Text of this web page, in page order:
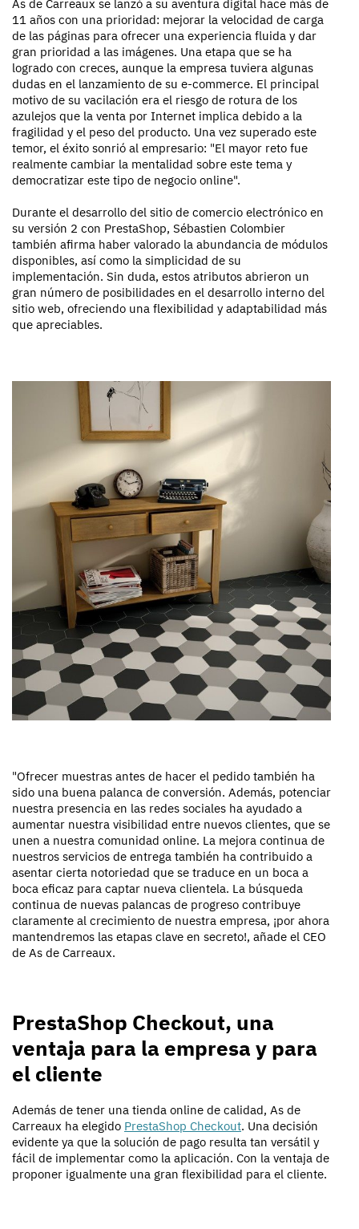
As de Carreaux se lanzó a su aventura digital hace más de
11 años con una prioridad: mejorar la velocidad de carga
de las páginas para ofrecer una experiencia fluida y dar
gran prioridad a las imágenes. Una etapa que se ha
logrado con creces, aunque la empresa tuviera algunas
dudas en el lanzamiento de su e-commerce. El principal
motivo de su vacilación era el riesgo de rotura de los
azulejos que la venta por Internet implica debido a la
fragilidad y el peso del producto. Una vez superado este
temor, el éxito sonrió al empresario: "El mayor reto fue
realmente cambiar la mentalidad sobre este tema y
democratizar este tipo de negocio online".
Durante el desarrollo del sitio de comercio electrónico en
su versión 2 con PrestaShop, Sébastien Colombier
también afirma haber valorado la abundancia de módulos
disponibles, así como la simplicidad de su
implementación. Sin duda, estos atributos abrieron un
gran número de posibilidades en el desarrollo interno del
sitio web, ofreciendo una flexibilidad y adaptabilidad más
que apreciables.
"Ofrecer muestras antes de hacer el pedido también ha
sido una buena palanca de conversión. Además, potenciar
nuestra presencia en las redes sociales ha ayudado a
aumentar nuestra visibilidad entre nuevos clientes, que se
unen a nuestra comunidad online. La mejora continua de
nuestros servicios de entrega también ha contribuido a
asentar cierta notoriedad que se traduce en un boca a
boca eficaz para captar nueva clientela. La búsqueda
continua de nuevas palancas de progreso contribuye
claramente al crecimiento de nuestra empresa, ¡por ahora
mantendremos las etapas clave en secreto!, añade el CEO
de As de Carreaux.
PrestaShop Checkout, una
ventaja para la empresa y para
el cliente
Además de tener una tienda online de calidad, As de
Carreaux ha elegido PrestaShop Checkout. Una decisión
evidente ya que la solución de pago resulta tan versátil y
fácil de implementar como la aplicación. Con la ventaja de
proponer igualmente una gran flexibilidad para el cliente.